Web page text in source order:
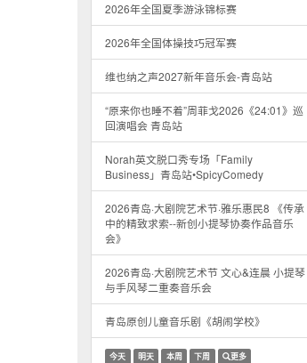
2026年全国夏季游泳锦标赛
2026年全国体操技巧冠军赛
维也纳之声2027新年音乐会-青岛站
“原来你也睡不着”周菲戈2026《24:01》巡
回演唱会 青岛站
Norah英文脱口秀专场「Family
Business」青岛站•SpicyComedy
2026青岛·大剧院艺术节·雅乐惠民8 《传承
中的精致求索--新创小提琴协奏作品音乐
会》
2026青岛·大剧院艺术节 文心&连晨 小提琴
与手风琴二重奏音乐会
青岛原创儿童音乐剧《胡闹学校》
今天 明天 本周 下周 更多